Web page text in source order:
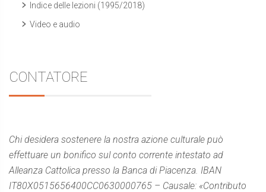
Indice delle lezioni (1995/2018)
Video e audio
CONTATORE
Chi desidera sostenere la nostra azione culturale può
effettuare un bonifico sul conto corrente intestato ad
Alleanza Cattolica presso la Banca di Piacenza. IBAN
IT80X0515656400CC0630000765 – Causale: «Contributo